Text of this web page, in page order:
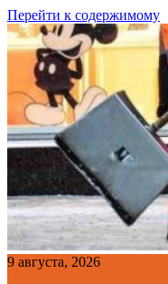
Перейти к содержимому
9 августа, 2026